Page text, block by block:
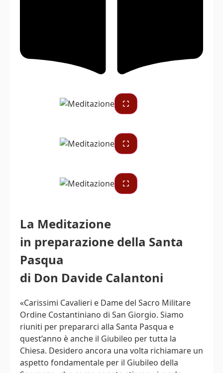
La Meditazione
in preparazione della Santa
Pasqua
di Don Davide Calantoni
«Carissimi Cavalieri e Dame del Sacro Militare
Ordine Costantiniano di San Giorgio. Siamo
riuniti per prepararci alla Santa Pasqua e
quest’anno è anche il Giubileo per tutta la
Chiesa. Desidero ancora una volta richiamare un
aspetto fondamentale per il Giubileo della